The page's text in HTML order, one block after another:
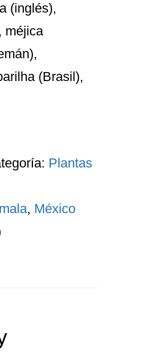
(inglés),
méjica
(Brasil),
Plantas
, México